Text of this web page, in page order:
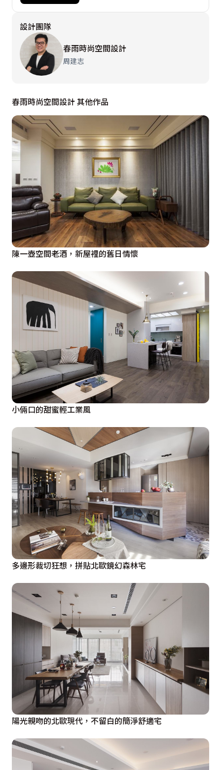
灰藍色為基底的主臥房內，複層線板、百葉窗、白色格窗
與繃布床頭，鋪敘內斂優雅地美式古典表情，設計師在臨
窗處設計一方工作角落，深木色的高櫃更與通往更衣室的
格柵門片構築對稱的電視牆比例，另因應床頭樑體而增設
經典美式家具與大量收納機能為主，特點在於天花板的手
繪藝術畫作，妝點出女孩房的柔美浪漫。
設計團隊
春雨時尚空間設計
周建志
春雨時尚空間設計 其他作品
陳一壺空間老酒，新屋裡的舊日情懷
小倆口的甜蜜輕工業風
多邊形裁切狂想，拼貼北歐鏡幻森林宅
陽光親吻的北歐現代，不留白的簡淨舒適宅